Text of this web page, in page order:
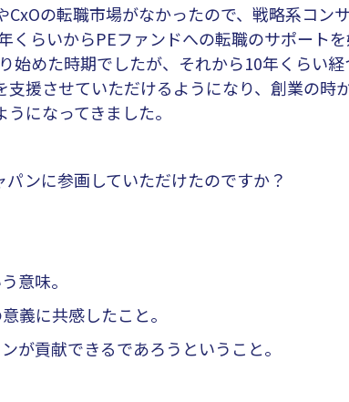
の転職市場がなかったので、戦略系コンサ
くらいからPEファンドへの転職のサポート
始めた時期でしたが、それから10年くらい経
援させていただけるようになり、創業の時
になってきました。
ンに参画していただけたのですか？
意味。
義に共感したこと。
が貢献できるであろうということ。